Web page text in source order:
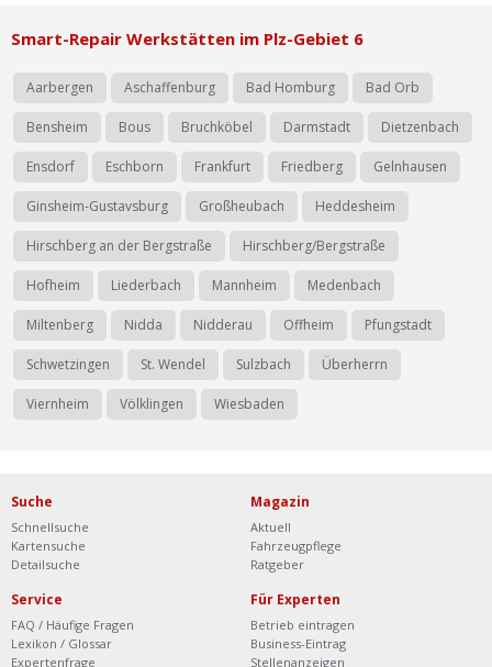
Smart-Repair Werkstätten im Plz-Gebiet 6
Aarbergen Aschaffenburg Bad Homburg Bad Orb
Bensheim Bous Bruchköbel Darmstadt Dietzenbach
Ensdorf Eschborn Frankfurt Friedberg Gelnhausen
Ginsheim-Gustavsburg Großheubach Heddesheim
Hirschberg an der Bergstraße Hirschberg/Bergstraße
Hofheim Liederbach Mannheim Medenbach
Miltenberg Nidda Nidderau Offheim Pfungstadt
Schwetzingen St. Wendel Sulzbach Überherrn
Viernheim Völklingen Wiesbaden
Suche
Schnellsuche
Kartensuche
Detailsuche
Magazin
Aktuell
Fahrzeugpflege
Ratgeber
Service
FAQ / Häufige Fragen
Lexikon / Glossar
Expertenfrage
Für Experten
Betrieb eintragen
Business-Eintrag
Stellenanzeigen